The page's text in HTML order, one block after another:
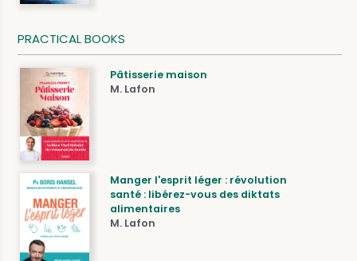
PRACTICAL BOOKS
Pâtisserie maison
M. Lafon
Manger l'esprit léger : révolution
santé : libérez-vous des diktats
alimentaires
M. Lafon